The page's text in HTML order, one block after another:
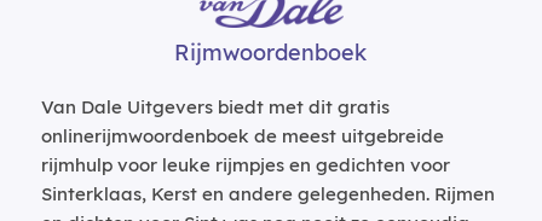
Rijmwoordenboek
Van Dale Uitgevers biedt met dit gratis
onlinerijmwoordenboek de meest uitgebreide
rijmhulp voor leuke rijmpjes en gedichten voor
Sinterklaas, Kerst en andere gelegenheden. Rijmen